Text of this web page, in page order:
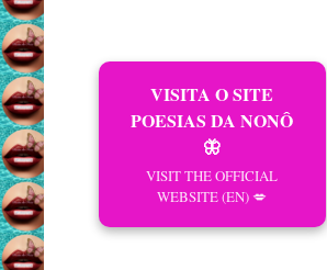
VISITA O SITE
POESIAS DA NONÔ
🦋
VISIT THE OFFICIAL
WEBSITE (EN) 💋